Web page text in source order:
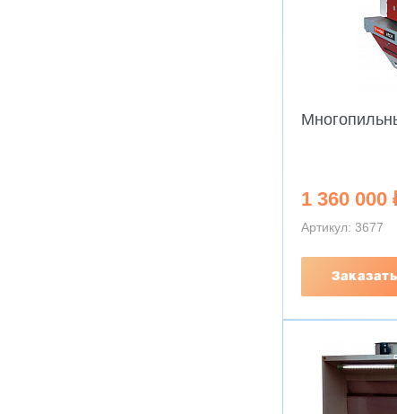
1 360 000
Артикул: 3677
Заказать